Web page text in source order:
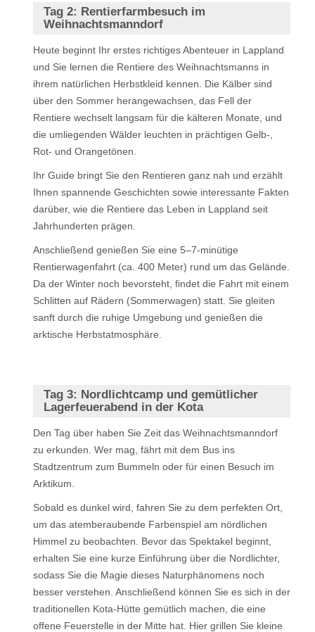
Tag 2: Rentierfarmbesuch im
Weihnachtsmanndorf
Heute beginnt Ihr erstes richtiges Abenteuer in Lappland
und Sie lernen die Rentiere des Weihnachtsmanns in
ihrem natürlichen Herbstkleid kennen. Die Kälber sind
über den Sommer herangewachsen, das Fell der
Rentiere wechselt langsam für die kälteren Monate, und
die umliegenden Wälder leuchten in prächtigen Gelb-,
Rot- und Orangetönen.
Ihr Guide bringt Sie den Rentieren ganz nah und erzählt
Ihnen spannende Geschichten sowie interessante Fakten
darüber, wie die Rentiere das Leben in Lappland seit
Jahrhunderten prägen.
Anschließend genießen Sie eine 5–7-minütige
Rentierwagenfahrt (ca. 400 Meter) rund um das Gelände.
Da der Winter noch bevorsteht, findet die Fahrt mit einem
Schlitten auf Rädern (Sommerwagen) statt. Sie gleiten
sanft durch die ruhige Umgebung und genießen die
arktische Herbstatmosphäre.
Tag 3: Nordlichtcamp und gemütlicher
Lagerfeuerabend in der Kota
Den Tag über haben Sie Zeit das Weihnachtsmanndorf
zu erkunden. Wer mag, fährt mit dem Bus ins
Stadtzentrum zum Bummeln oder für einen Besuch im
Arktikum.
Sobald es dunkel wird, fahren Sie zu dem perfekten Ort,
um das atemberaubende Farbenspiel am nördlichen
Himmel zu beobachten. Bevor das Spektakel beginnt,
erhalten Sie eine kurze Einführung über die Nordlichter,
sodass Sie die Magie dieses Naturphänomens noch
besser verstehen. Anschließend können Sie es sich in der
traditionellen Kota-Hütte gemütlich machen, die eine
offene Feuerstelle in der Mitte hat. Hier grillen Sie kleine